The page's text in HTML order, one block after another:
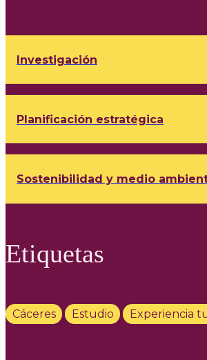
Investigación
Planificación estratégica
Sostenibilidad y medio
Etiquetas
Cáceres Estudio Experiencia